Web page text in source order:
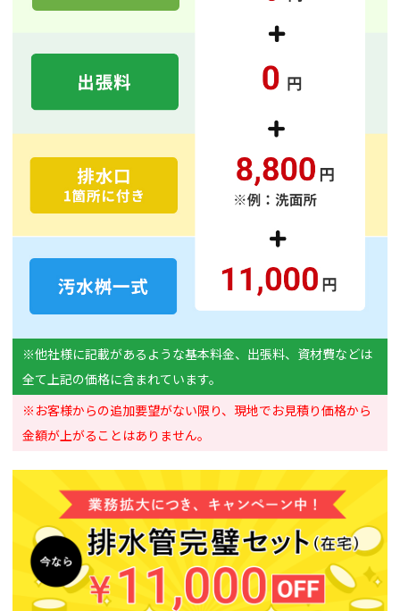
※他社様に記載があるような基本料金、出張料、資材費などは
全て上記の価格に含まれています。
※お客様からの追加要望がない限り、現地でお見積り価格から
金額が上がることはありません。